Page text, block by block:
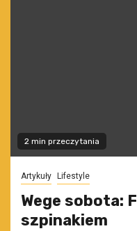
2 min przeczytania
Artykuły Lifestyle
Wege sobota:
szpinakiem